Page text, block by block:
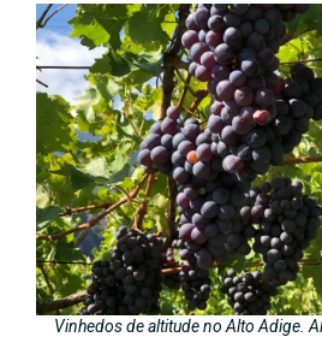
Vinhedos de altitude no Alto Adige.